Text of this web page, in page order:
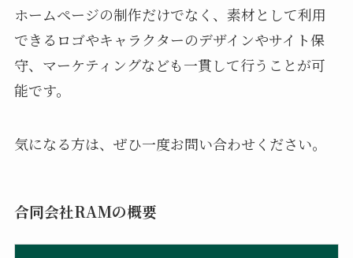
ホームページの制作だけでなく、素材として利用
できるロゴやキャラクターのデザインやサイト保
守、マーケティングなども一貫して行うことが可
能です。
気になる方は、ぜひ一度お問い合わせください。
合同会社RAMの概要